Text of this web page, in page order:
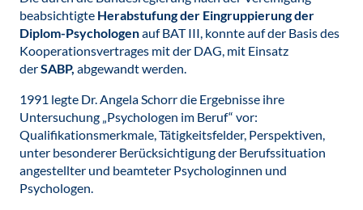
beabsichtigte Herabstufung der Eingruppierung der
Diplom-Psychologenauf BAT III, konnte auf der Basis des
Kooperationsvertrages mit der DAG, mit Einsatz
derSABP, abgewandt werden.
1991 legte Dr. Angela Schorr die Ergebnisse ihre
Untersuchung „Psychologen im Beruf“ vor:
Qualifikationsmerkmale, Tätigkeitsfelder, Perspektiven,
unter besonderer Berücksichtigung der Berufssituation
angestellter und beamteter Psychologinnen und
Psychologen.